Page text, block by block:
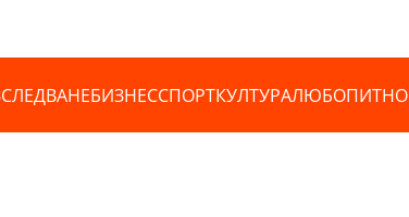
БИЗНЕССПОРТКУЛТУРАЛЮБОПИТНО